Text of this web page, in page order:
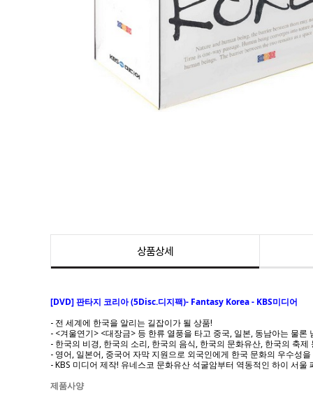
상품상세
[DVD] 판타지 코리아 (5Disc.디지팩)- Fantasy Korea - KBS미디어
- 전 세계에 한국을 알리는 길잡이가 될 상품!
- <겨울연기> <대장금> 등 한류 열풍을 타고 중국, 일본, 동남아는 물
- 한국의 비경, 한국의 소리, 한국의 음식, 한국의 문화유산, 한국의 축
- 영어, 일본어, 중국어 자막 지원으로 외국인에게 한국 문화의 우수성
- KBS 미디어 제작! 유네스코 문화유산 석굴암부터 역동적인 하이 서
제품사양